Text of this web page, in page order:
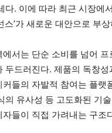
다. 이에 따라 최근 시장에
스’가 새로운 대안으로 부
서는 단순 소비를 넘어
두드러진다. 제품의 독창
들의 자발적 참여는 플
의 유사성 등 고도화된 기
들이 직접 가려내는 구조